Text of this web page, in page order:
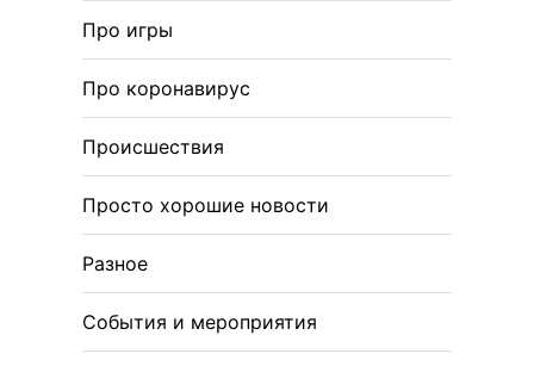
Про игры
Про коронавирус
Происшествия
Просто хорошие новости
Разное
События и мероприятия